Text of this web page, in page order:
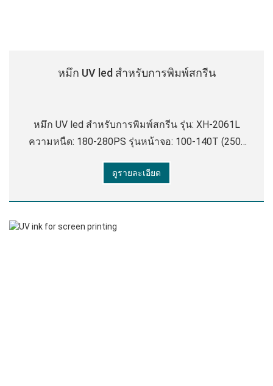
หมึก UV led สําหรับการพิมพ์สกรีน
หมึก UV led สําหรับการพิมพ์สกรีน รุ่น: XH-2061L
ความหนืด: 180-280PS รุ่นหน้าจอ: 100-140T (250-
พิมพ์สกรีนอัตโนมัติ, การพิมพ์สกรีนด้วยมือ การอบ
ดูรายละเอียด